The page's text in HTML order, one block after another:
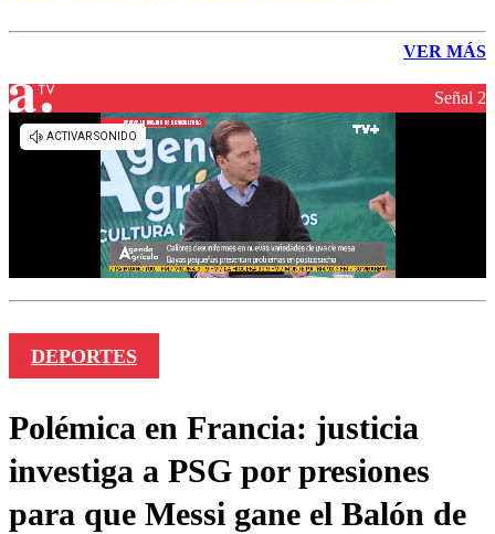
VER MÁS
Señal 2
DEPORTES
Polémica en Francia: justicia
investiga a PSG por presiones
para que Messi gane el Balón de